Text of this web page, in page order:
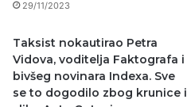
29/11/2023
Taksist nokautirao Petra
Vidova, voditelja Faktografa i
bivšeg novinara Indexa. Sve
se to dogodilo zbog krunice i